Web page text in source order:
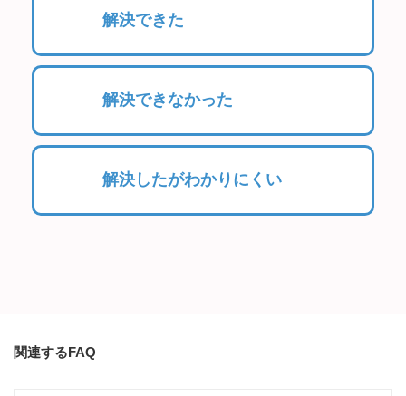
解決できた
解決できなかった
解決したがわかりにくい
関連するFAQ